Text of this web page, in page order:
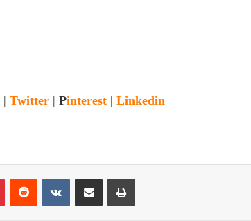
| Twitter | Pinterest | Linkedin